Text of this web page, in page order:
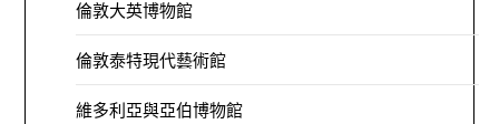
倫敦大英博物館
倫敦泰特現代藝術館
維多利亞與亞伯博物館